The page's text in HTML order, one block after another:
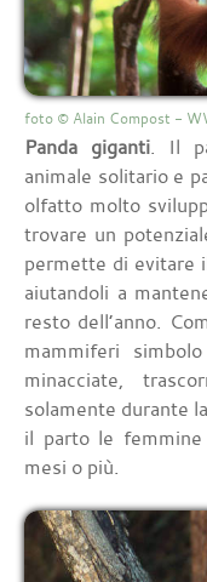
foto © Alain Compost -
Panda giganti. Il
animale solitario e
olfatto molto
trovare un
permette di evitare
aiutandoli a
resto dell’anno.
mammiferi
minacciate,
solamente durante
il parto le
mesi o più.